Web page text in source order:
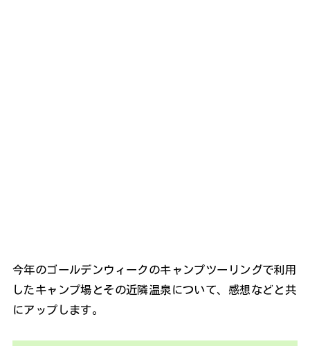
今年のゴールデンウィークのキャンプツーリングで利用
したキャンプ場とその近隣温泉について、感想などと共
にアップします。